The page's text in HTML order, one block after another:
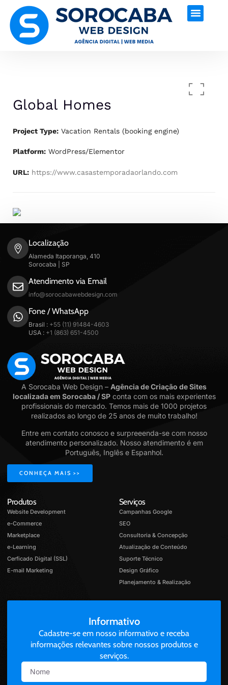
Global Homes
Project Type: Vacation Rentals (booking engine)
Platform: WordPress/Elementor
URL: https://www.casastemporadaorlando.com
Localização
Alameda Itaporanga, 410
Sorocaba | SP
Atendimento via Email
info@sorocabawebdesign.com
Fone / WhatsApp
Brasil : +55 (11) 91484-4603
USA : +1 (863) 651-4500
A Sorocaba Web Design – Agência de Criação de Sites
localizada em Sorocaba / SPconta com os mais experientes
profissionais do mercado. Temos mais de 1000 projetos
realizados ao longo de 25 anos de muito trabalho!
Entre em contato conosco e surpreeenda-se com nosso
atendimento personalizado. Nosso atendimento é em
Português, Inglês e Espanhol.
CONHEÇA MAIS >>
Produtos
Website Development
e-Commerce
Marketplace
e-Learning
Cerficado Digital (SSL)
E-mail Marketing
Serviços
Campanhas Google
SEO
Consultoria & Concepção
Atualização de Conteúdo
Suporte Técnico
Design Gráfico
Planejamento & Realização
Informativo
Cadastre-se em nosso informativo e receba
informações relevantes sobre nossos produtos e
serviços.